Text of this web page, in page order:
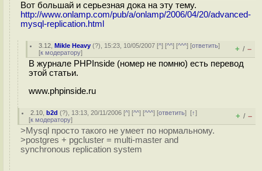
Вот большай и серьезная дока на эту тему.
http://www.onlamp.com/pub/a/onlamp/2006/04/20/advanced-
mysql-replication.html
3.12 ,Mikle Heavy (?), 15:23, 10/05/2007 [^] [^^] [^^^] [ответить]
[к модератору] + / –
В журнале PHPInside (номер не помню) есть перевод
этой статьи.
www.phpinside.ru
2.10 ,b2d (?), 13:13, 20/11/2006 [^] [^^] [^^^] [ответить][↑]
[к модератору] + / –
>Mysql просто такого не умеет по нормальному.
>postgres + pgcluster = multi-master and
synchronous replication system